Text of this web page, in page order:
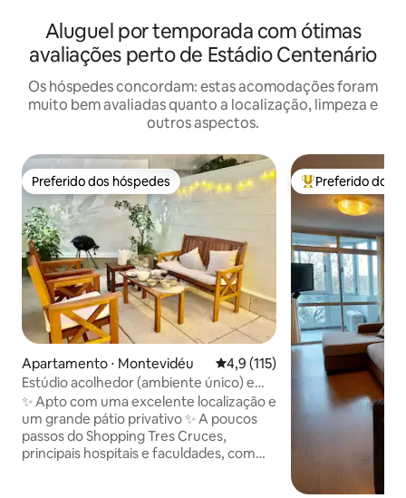
Aluguel por temporada com ótimas
avaliações perto de Estádio Centenário
Os hóspedes concordam: estas acomodações foram
muito bem avaliadas quanto a localização, limpeza e
outros aspectos.
Preferido dos hóspedes
Preferido dos hóspedes
Apartamento ⋅ Montevidéu 4,9 de uma avaliação média de
4,9 (115)
Estúdio acolhedor (ambiente único) em
excelente localização
✨ Apto com uma excelente localização e
um grande pátio privativo ✨ A poucos
passos do Shopping Tres Cruces,
principais hospitais e faculdades, com
Entre os
Preferido dos